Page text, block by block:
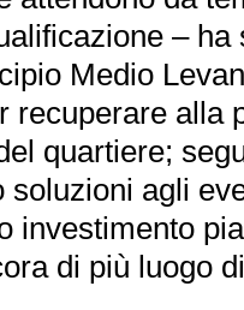
– ha
Medio
recuperare alla
quartiere;
soluzioni agli
investimento
di più luogo